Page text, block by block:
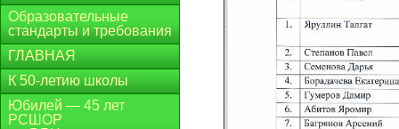
Образовательные
стандарты и требования
ГЛАВНАЯ
К 50-летию школы
Юбилей — 45 лет
РСШОР